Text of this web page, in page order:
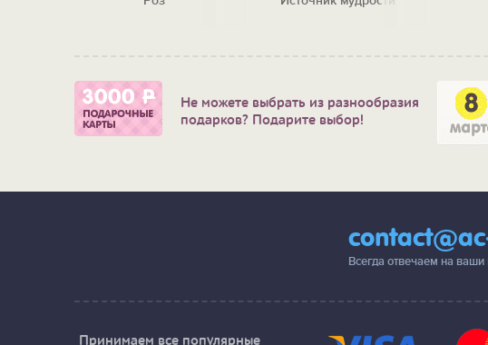
Не можете выбрать из разнообразия
подарков? Подарите выбор!
Всегда отвечаем на ваши
Принимаем все популярные